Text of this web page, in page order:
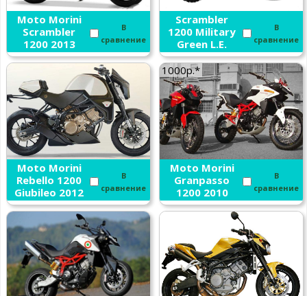
Moto Morini
Scrambler
1200 2013
В
сравнение
Moto Morini
Scrambler
1200 Military
Green L.E.
2013
В
сравнение
Moto Morini
Rebello 1200
Giubileo 2012
В
сравнение
1000р.*
Moto Morini
Granpasso
1200 2010
В
сравнение